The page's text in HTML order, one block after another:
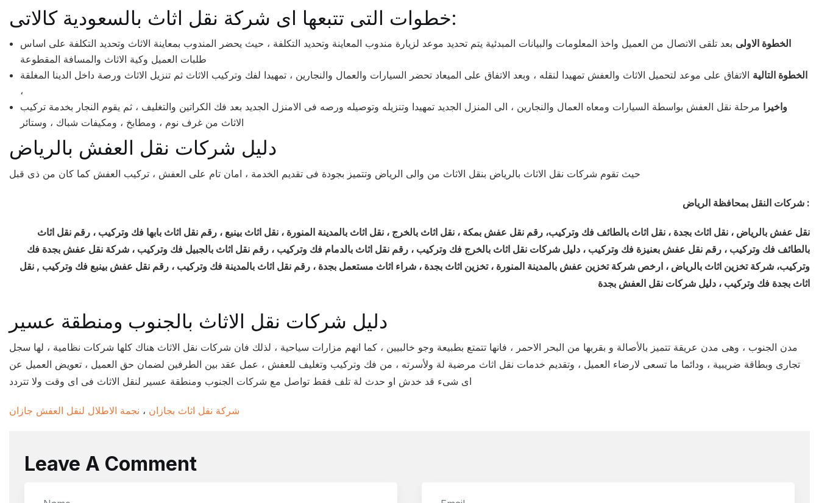
خطوات التى تتبعها اى شركة نقل اثاث بالسعودية كالاتى:
الخطوة الاولى بعد تلقى الاتصال من العميل واخذ المعلومات والبيانات المبدئية يتم تحديد موعد لزيارة مندوب المعاينة وتحديد التكلفة ، حيث يحضر المندوب بمعاينة الاثاث وتحديد التكلفة على اساس
طلبات العميل وكية الاثاث والمسافة المقطوعة
الخطوة التالية الاتفاق على موعد لتحميل الاثاث والعفش تمهيدا لنقله ، وبعد الاتفاق على الميعاد تحضر السيارات والعمال والنجارين ، تمهيدا لفك وتركيب الاثاث ثم تنزيل الاثاث ورصة داخل الدينا المغلقة
،
واخيرا مرحلة نقل العفش بواسطة السيارات ومعاه العمال والنجارين ، الى المنزل الجديد تمهيدا وتنزيله وتوصيله ورصه فى الامنزل الجديد بعد فك الكراتين والتغليف ، ثم يقوم النجار بخدمة تركيب
الاثاث من غرف نوم ، ومطابخ ، ومكيفات شباك ، وستائر
دليل شركات نقل العفش بالرياض
حيث تقوم شركات نقل الاثاث بالرياض بنقل الاثاث من والى الرياض وتتميز بجودة فى تقديم الخدمة ، امان تام على العفش ، تركيب العفش كما كان من ذى قبل
شركات النقل بمحافظة الرياض :
نقل عفش بالرياض ، نقل اثاث بجدة ، نقل اثاث بالطائف فك وتركيب، رقم نقل عفش بمكة ، نقل اثاث بالخرج ، نقل اثاث بالمدينة المنورة ، نقل اثاث بينبع ، رقم نقل اثاث بابها فك وتركيب ، رقم نقل اثاث
بالطائف فك وتركيب ، رقم نقل عفش بعنيزة فك وتركيب ، دليل شركات نقل اثاث بالخرج فك وتركيب ، رقم نقل اثاث بالدمام فك وتركيب ، رقم نقل اثاث بالجبيل فك وتركيب ، شركة نقل عفش بجدة فك
وتركيب، شركة تخزين اثاث بالرياض ، ارخص شركة تخزين عفش بالمدينة المنورة ، تخزين اثاث بجدة ، شراء اثاث مستعمل بجدة ، رقم نقل اثاث بالمدينة فك وتركيب ، رقم نقل عفش بينبع فك وتركيب , نقل
اثاث بجدة فك وتركيب ، دليل شركات نقل العفش بجدة
دليل شركات نقل الاثاث بالجنوب ومنطقة عسير
مدن الجنوب ، وهى مدن عريقة تتميز بالأصالة و بقربها من البحر الاحمر ، فانها تتمتع بطبيعة وجو خالبيين ، كما انهم مزارات سياحية ، لذلك فان شركات نقل الاثاث هناك كلها شركات نظامية ، لها سجل
تجارى وبطاقة ضريبية ، ودائما ما تسعى لارضاء العميل ، وتقديم خدمات نقل اثاث مرضية لة ولأسرته ، من فك وتركيب وتغليف للعفش ، عمل عقد بين الطرفين لضمان حق العميل ، تعويض العميل عن
اى شىء قد خدش او حدث لة تلف فقط تواصل مع شركات الجنوب ومنطقة عسير لنقل الاثاث فى اى وقت ولا تتردد
شركة نقل اثاث بجازان ، نجمة الاطلال لنقل العفش جازان
Leave A Comment